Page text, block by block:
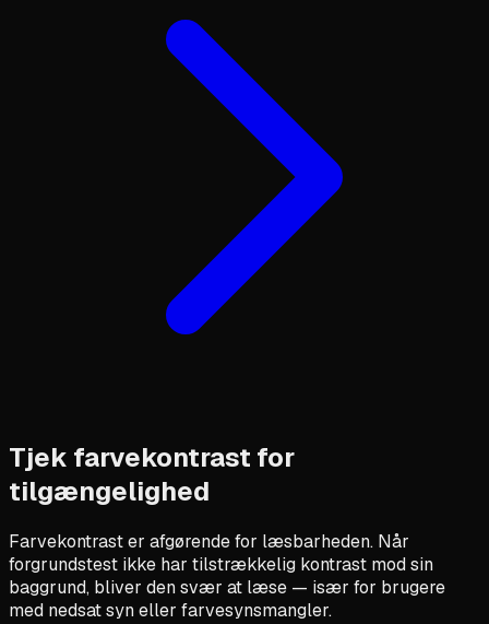
Tjek farvekontrast for
tilgængelighed
Farvekontrast er afgørende for læsbarheden. Når
forgrundstest ikke har tilstrækkelig kontrast mod sin
baggrund, bliver den svær at læse — især for brugere
med nedsat syn eller farvesynsmangler.